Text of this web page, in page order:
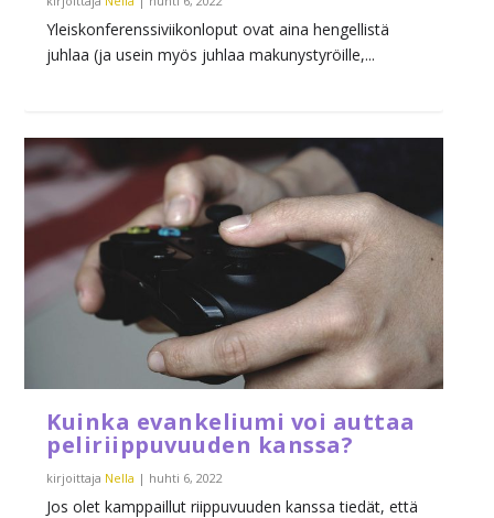
Yleiskonferenssiviikonloput ovat aina hengellistä
juhlaa (ja usein myös juhlaa makunystyröille,...
Kuinka evankeliumi voi auttaa
peliriippuvuuden kanssa?
kirjoittaja Nella | huhti 6, 2022
Jos olet kamppaillut riippuvuuden kanssa tiedät, että